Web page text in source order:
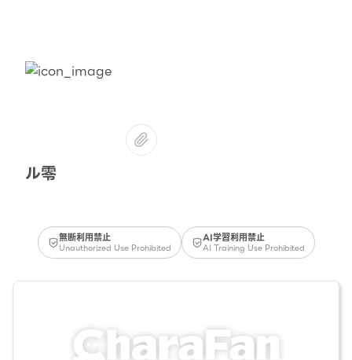
ル零
無断利用禁止
Unauthorized Use Prohibited
AI学習利用禁止
AI Training Use Prohibited